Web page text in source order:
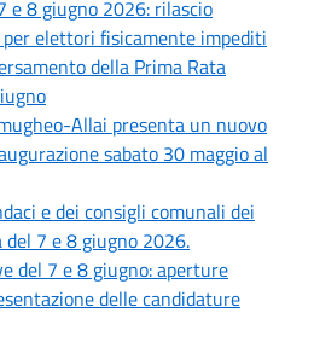
e 8 giugno 2026: rilascio
elettori fisicamente impediti
della Prima Rata
Allai presenta un nuovo
sabato 30 maggio al
e dei consigli comunali dei
7 e 8 giugno 2026.
del 7 e 8 giugno: aperture
delle candidature